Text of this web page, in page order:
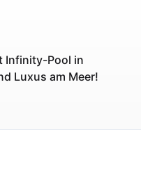
Infinity-Pool in
Luxus am Meer!